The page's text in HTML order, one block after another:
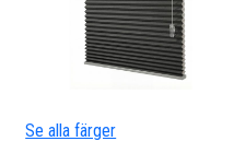
Se alla färger